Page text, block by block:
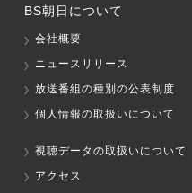
BS朝日について
会社概要
ニュースリリース
放送番組の種別の公表制度
個人情報の取扱いについて
視聴データの取扱いについて
アクセス